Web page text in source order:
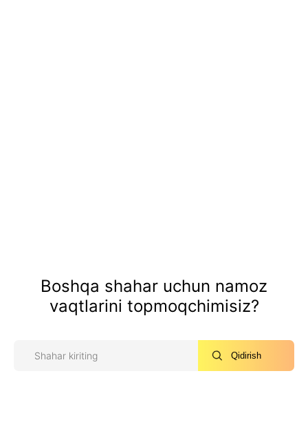
Boshqa shahar uchun namoz
vaqtlarini topmoqchimisiz?
Qidirish